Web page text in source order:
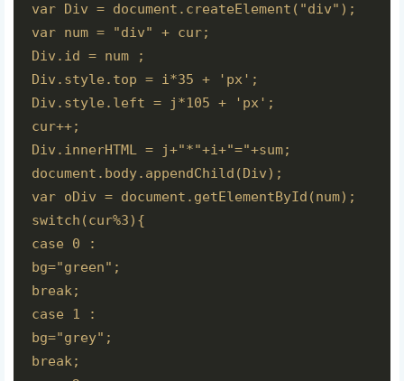
var Div = document.createElement("div");
var num = "div" + cur;
Div.id = num ;
Div.style.top = i*35 + 'px';
Div.style.left = j*105 + 'px';
cur++;
Div.innerHTML = j+"*"+i+"="+sum;
document.body.appendChild(Div);
var oDiv = document.getElementById(num);
switch(cur%3){
case 0 :
bg="green";
break;
case 1 :
bg="grey";
break;